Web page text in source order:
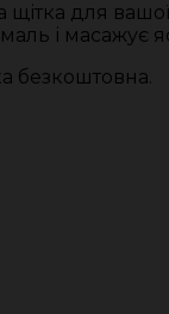
для
і масажує
безкоштовна.